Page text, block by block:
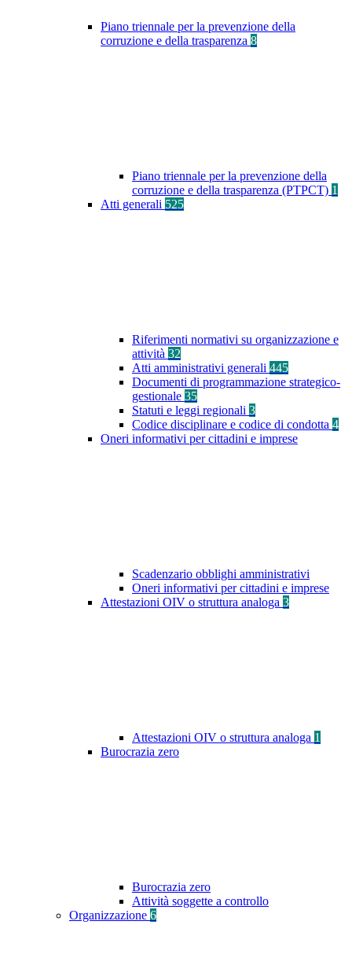
Piano triennale per la prevenzione della
corruzione e della trasparenza 8
Piano triennale per la prevenzione della
corruzione e della trasparenza (PTPCT) 1
Atti generali 525
Riferimenti normativi su organizzazione e
attività 32
Atti amministrativi generali 445
Documenti di programmazione strategico-
gestionale 35
Statuti e leggi regionali 3
Codice disciplinare e codice di condotta 4
Oneri informativi per cittadini e imprese
Scadenzario obblighi amministrativi
Oneri informativi per cittadini e imprese
Attestazioni OIV o struttura analoga 3
Attestazioni OIV o struttura analoga 1
Burocrazia zero
Burocrazia zero
Attività soggette a controllo
Organizzazione 6